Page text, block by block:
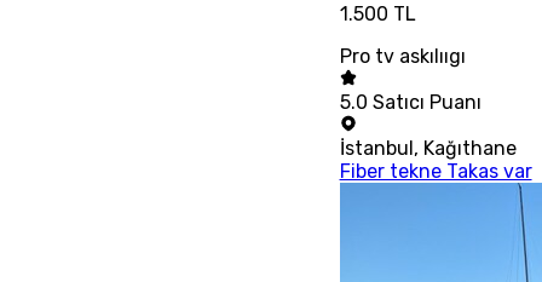
1.500 TL
Pro tv askılııgı
5.0 Satıcı Puanı
İstanbul, Kağıthane
Fiber tekne Takas var